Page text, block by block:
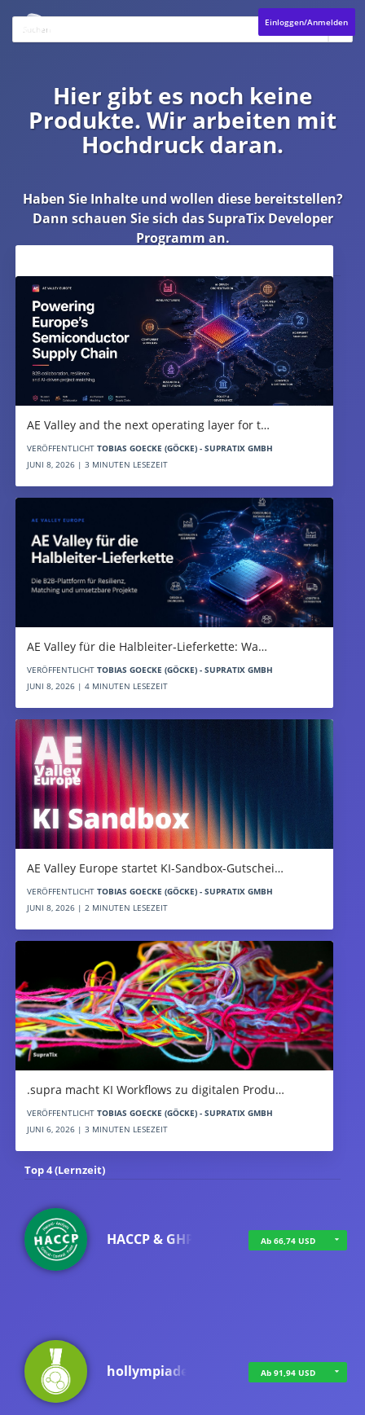
Einloggen/Anmelden
Hier gibt es noch keine
Produkte. Wir arbeiten mit
Hochdruck daran.
Haben Sie Inhalte und wollen diese bereitstellen?
Dann schauen Sie sich dasSupraTix Developer
Programman.
AE Valley and the next operating layer for t…
VERÖFFENTLICHT TOBIAS GOECKE (GÖCKE) - SUPRATIX GMBH
JUNI 8, 2026 | 3 MINUTEN LESEZEIT
AE Valley für die Halbleiter-Lieferkette: Wa…
VERÖFFENTLICHT TOBIAS GOECKE (GÖCKE) - SUPRATIX GMBH
JUNI 8, 2026 | 4 MINUTEN LESEZEIT
AE Valley Europe startet KI-Sandbox-Gutschei…
VERÖFFENTLICHT TOBIAS GOECKE (GÖCKE) - SUPRATIX GMBH
JUNI 8, 2026 | 2 MINUTEN LESEZEIT
.supra macht KI Workflows zu digitalen Produ…
VERÖFFENTLICHT TOBIAS GOECKE (GÖCKE) - SUPRATIX GMBH
JUNI 6, 2026 | 3 MINUTEN LESEZEIT
Top 4 (Lernzeit)
HACCP & GHP Ab 66,74 USD
hollympiade Ab 91,94 USD